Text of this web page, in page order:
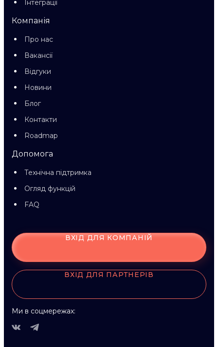
Інтеграції
Компанія
Про нас
Вакансії
Відгуки
Новини
Блог
Контакти
Roadmap
Допомога
Технічна підтримка
Огляд функцій
FAQ
ВХІД ДЛЯ КОМПАНІЙ
ВХІД ДЛЯ ПАРТНЕРІВ
Ми в соцмережах: